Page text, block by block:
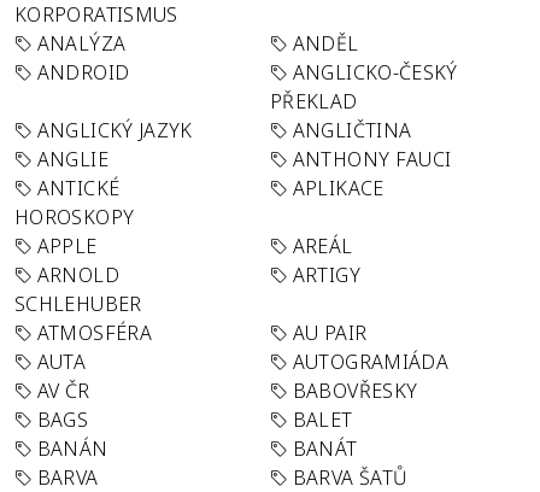
KORPORATISMUS
ANALÝZA
ANDĚL
ANDROID
ANGLICKO-ČESKÝ
PŘEKLAD
ANGLICKÝ JAZYK
ANGLIČTINA
ANGLIE
ANTHONY FAUCI
ANTICKÉ
HOROSKOPY
APLIKACE
APPLE
AREÁL
ARNOLD
SCHLEHUBER
ARTIGY
ATMOSFÉRA
AU PAIR
AUTA
AUTOGRAMIÁDA
AV ČR
BABOVŘESKY
BAGS
BALET
BANÁN
BANÁT
BARVA
BARVA ŠATŮ